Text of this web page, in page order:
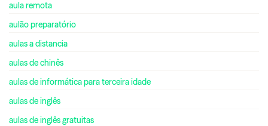
aula remota
aulão preparatório
aulas a distancia
aulas de chinês
aulas de informática para terceira idade
aulas de inglês
aulas de inglês gratuitas